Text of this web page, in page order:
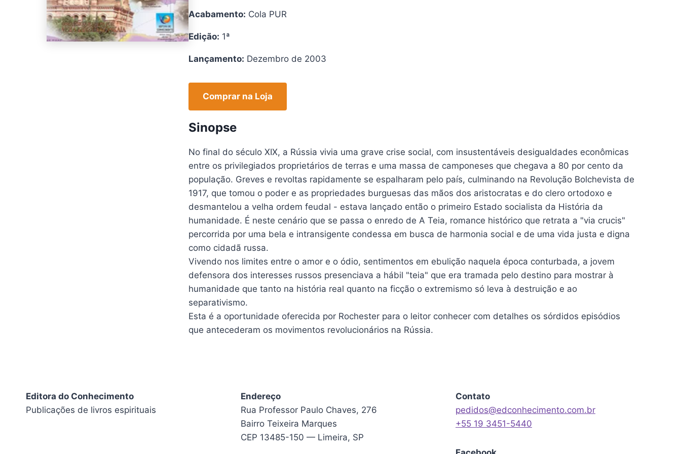
Acabamento: Cola PUR
Edição: 1ª
Lançamento: Dezembro de 2003
Comprar na Loja
Sinopse
No final do século XIX, a Rússia vivia uma grave crise social, com insustentáveis desigualdades econômicas
entre os privilegiados proprietários de terras e uma massa de camponeses que chegava a 80 por cento da
população. Greves e revoltas rapidamente se espalharam pelo país, culminando na Revolução Bolchevista de
1917, que tomou o poder e as propriedades burguesas das mãos dos aristocratas e do clero ortodoxo e
desmantelou a velha ordem feudal - estava lançado então o primeiro Estado socialista da História da
humanidade. É neste cenário que se passa o enredo de A Teia, romance histórico que retrata a "via crucis"
percorrida por uma bela e intransigente condessa em busca de harmonia social e de uma vida justa e digna
como cidadã russa.
Vivendo nos limites entre o amor e o ódio, sentimentos em ebulição naquela época conturbada, a jovem
defensora dos interesses russos presenciava a hábil "teia" que era tramada pelo destino para mostrar à
humanidade que tanto na história real quanto na ficção o extremismo só leva à destruição e ao
separativismo.
Esta é a oportunidade oferecida por Rochester para o leitor conhecer com detalhes os sórdidos episódios
que antecederam os movimentos revolucionários na Rússia.
Editora do Conhecimento
Publicações de livros espirituais
Endereço
Rua Professor Paulo Chaves, 276
Bairro Teixeira Marques
CEP 13485-150 — Limeira, SP
Contato
pedidos@edconhecimento.com.br
+55 19 3451-5440